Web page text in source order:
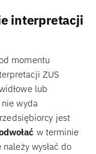
interpretacji
momentu
ZUS
lub
wyda
jest
w terminie
wysłać do